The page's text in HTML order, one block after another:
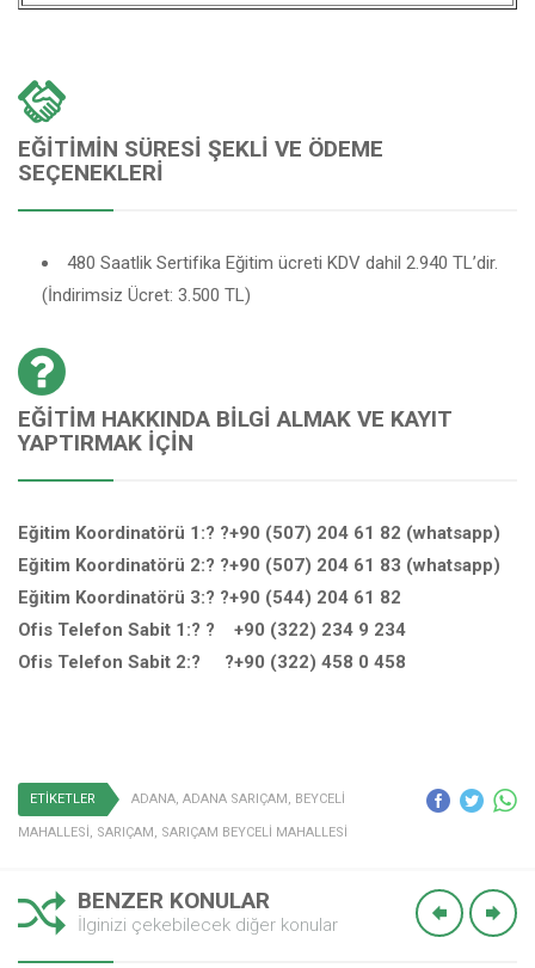
EĞITIMIN SÜRESI ŞEKLI VE ÖDEME
SEÇENEKLERI
480 Saatlik Sertifika Eğitim ücreti KDV dahil 2.940 TL’dir.
(İndirimsiz Ücret: 3.500 TL)
EĞITIM HAKKINDA BILGI ALMAK VE KAYIT
YAPTIRMAK İÇIN
Eğitim Koordinatörü 1:? ?+90 (507) 204 61 82 (whatsapp)
Eğitim Koordinatörü 2:? ?+90 (507) 204 61 83 (whatsapp)
Eğitim Koordinatörü 3:? ?+90 (544) 204 61 82
Ofis Telefon Sabit 1:? ? +90 (322) 234 9 234
Ofis Telefon Sabit 2:? ?+90 (322) 458 0 458
ETİKETLER ADANA, ADANA SARIÇAM, BEYCELİ
MAHALLESİ, SARIÇAM, SARIÇAM BEYCELİ MAHALLESİ
BENZER KONULAR
İlginizi çekebilecek diğer konular